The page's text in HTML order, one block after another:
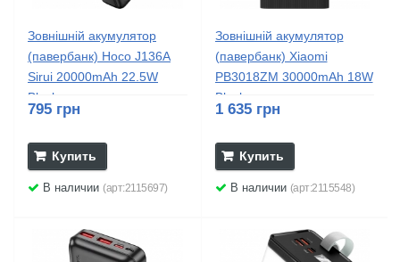
Зовнішній акумулятор
(павербанк) Hoco J136A
Sirui 20000mAh 22.5W
Black
795 грн
Купить
В наличии (арт:2115697)
Зовнішній акумулятор
(павербанк) Xiaomi
PB3018ZM 30000mAh 18W
Black...
1 635 грн
Купить
В наличии (арт:2115548)